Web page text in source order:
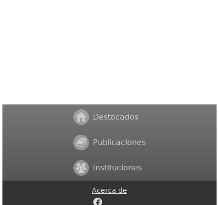
Destacados
Publicaciones
Instituciones
Acerca de